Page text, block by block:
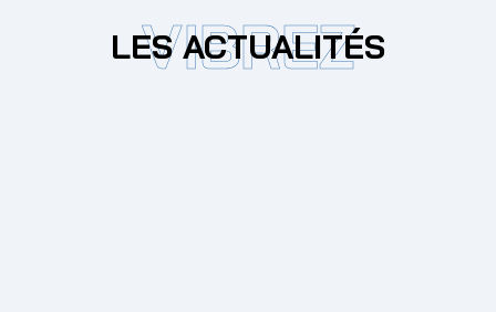
VIBREZ
LES ACTUALITÉS